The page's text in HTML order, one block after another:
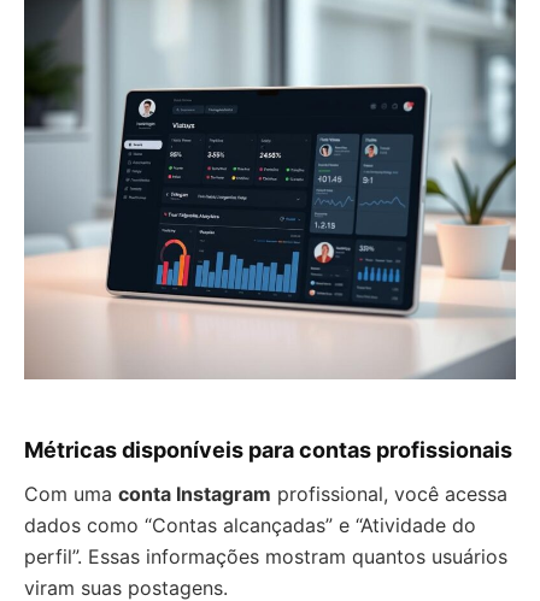
Métricas disponíveis para contas profissionais
Com uma conta Instagram profissional, você acessa
dados como “Contas alcançadas” e “Atividade do
perfil”. Essas informações mostram quantos usuários
viram suas postagens.